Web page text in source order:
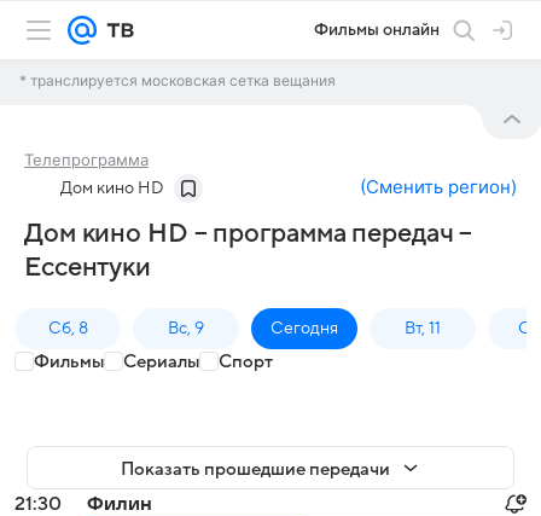
Фильмы онлайн
* транслируется московская сетка вещания
Телепрограмма
Дом кино HD (Сменить регион)
Дом кино HD – программа передач –
Ессентуки
Сб, 8 Вс, 9 Сегодня Вт, 11
Фильмы Сериалы Спорт
Показать прошедшие передачи
21:30
Филин